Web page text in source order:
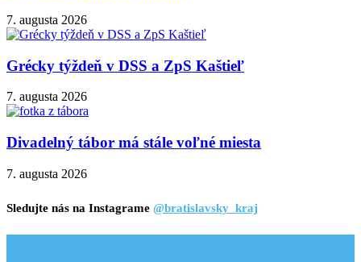
7. augusta 2026
Grécky týždeň v DSS a ZpS Kaštieľ
7. augusta 2026
Divadelný tábor má stále voľné miesta
7. augusta 2026
Sledujte nás na Instagrame @bratislavsky_kraj